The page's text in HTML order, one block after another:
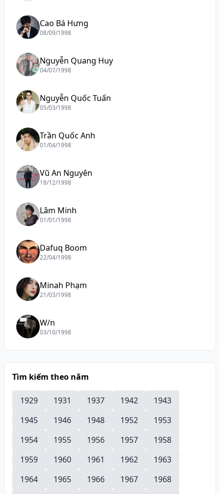
Cao Bá Hưng
08/09/1998
Nguyễn Quang Huy
04/07/1998
Nguyễn Quốc Tuấn
05/03/1998
Trần Quốc Anh
01/04/1998
Vũ An Nguyên
18/12/1998
Lâm Minh
01/01/1998
Dafuq Boom
22/04/1998
Minah Phạm
21/03/1998
W/n
03/10/1998
Tìm kiếm theo năm
1929 1931 1937 1942
1943
1945
1946 1948 1952
1953
1954
1955 1956 1957
1958
1959
1960 1961 1962
1963
1964
1965 1966 1967
1968